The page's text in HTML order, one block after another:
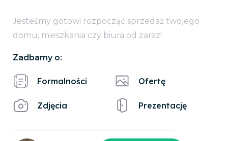
Jesteśmy gotowi rozpocząć sprzedaż twojego
domu, mieszkania czy biura od zaraz!
Zadbamy o:
Formalności
Zdjęcia
Ofertę
Prezentację